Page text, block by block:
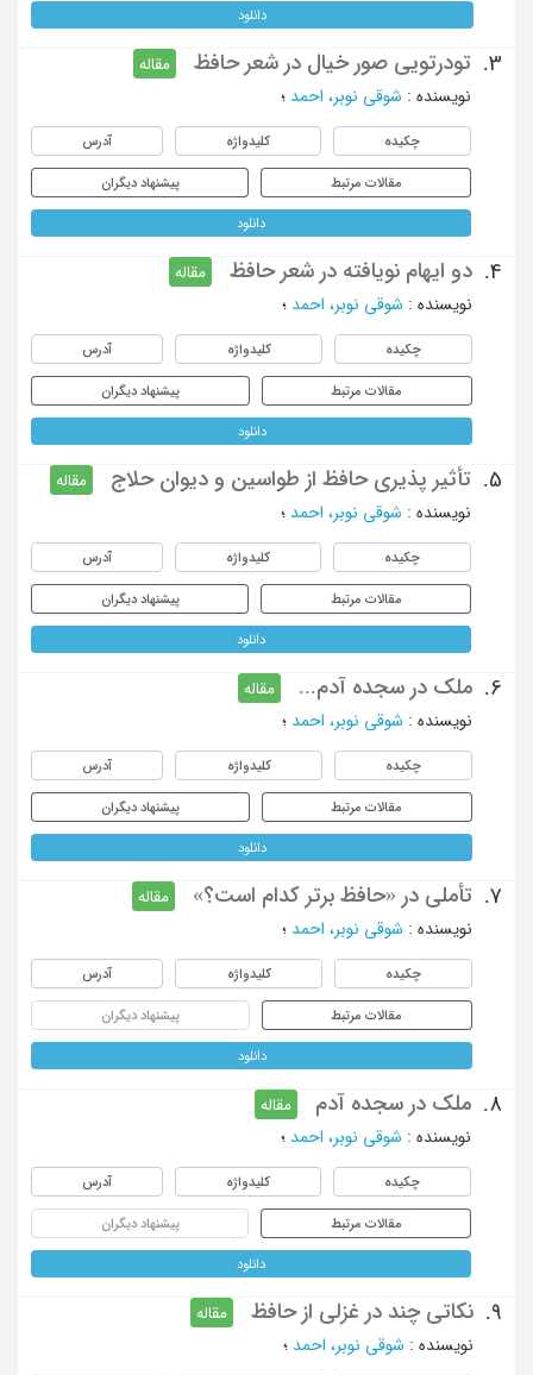
دانلود
3. تودرتویی صور خیال در شعر حافظ
مقاله
نویسنده : شوقی نوبر، احمد ؛
چکیده کلیدواژه آدرس
مقالات مرتبط پیشنهاد دیگران
دانلود
4. دو ایهام نویافته در شعر حافظ
مقاله
نویسنده : شوقی نوبر، احمد ؛
چکیده کلیدواژه آدرس
مقالات مرتبط پیشنهاد دیگران
دانلود
5. تأثیر پذیری حافظ از طواسین و دیوان حلاج
مقاله
نویسنده : شوقی نوبر، احمد ؛
چکیده کلیدواژه آدرس
مقالات مرتبط پیشنهاد دیگران
دانلود
6. ملک در سجده آدم...
مقاله
نویسنده : شوقی نوبر، احمد ؛
چکیده کلیدواژه آدرس
مقالات مرتبط پیشنهاد دیگران
دانلود
7. تأملی در «حافظ برتر کدام است؟»
مقاله
نویسنده : شوقی نوبر، احمد ؛
چکیده کلیدواژه آدرس
مقالات مرتبط پیشنهاد دیگران
دانلود
8. ملک در سجده آدم
مقاله
نویسنده : شوقی نوبر، احمد ؛
چکیده کلیدواژه آدرس
مقالات مرتبط پیشنهاد دیگران
دانلود
9. نکاتی چند در غزلی از حافظ
مقاله
نویسنده : شوقی نوبر، احمد ؛